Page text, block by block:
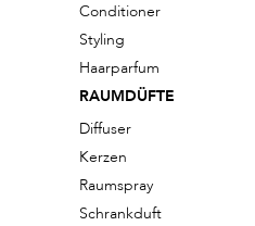
Conditioner
Styling
Haarparfum
RAUMDÜFTE
Diffuser
Kerzen
Raumspray
Schrankduft